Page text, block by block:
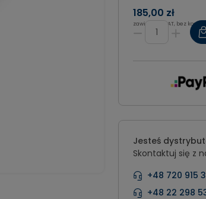
185,00 zł
zawiera 8% VAT, bez
Jesteś
Skontaktuj się z
+48 720 915
+48 22 298